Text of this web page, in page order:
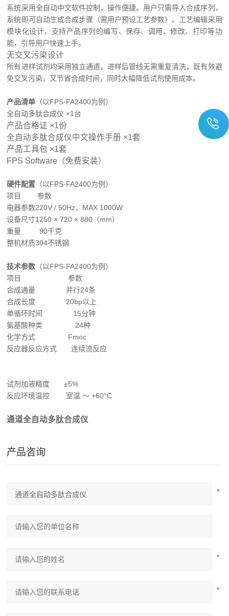
系统采用全自动中文软件控制，操作便捷。用户只需导入合成序列，
系统即可自动生成合成步骤（需用户预设工艺参数）。工艺编辑采用
模块化设计，支持产品序列的编写、保存、调用、修改、打印等功
能，引导用户快速上手。
无交叉污染设计
所有进样试剂均采用独立通道，进样后管线无需重复清洗，既有效避
免交叉污染，又节省合成时间，同时大幅降低试剂使用成本。
产品清单 （以FPS-FA2400为例）
全自动多肽合成仪 ×1台
产品合格证 ×1份
全自动多肽合成仪中文操作手册 ×1套
产品工具包 ×1套
FPS Software（免费安装）
硬件配置 （以FPS-FA2400为例）
项目
参数
电器参数220V / 50Hz，MAX 1000W
设备尺寸1250 × 720 × 880（mm）
重量 90千克
整机材质304不锈钢
技术参数 （以FPS-FA2400为例）
项目
参数
合成通量 并行24条
合成长度 20bp以上
单循环时间
15分钟
氨基酸种类 24种
化学方式 Fmoc
反应器反应方式 连续流反应
试剂加液精度 ±5%
反应环境温控 室温 ～ +60°C
通道全自动多肽合成仪
产品咨询